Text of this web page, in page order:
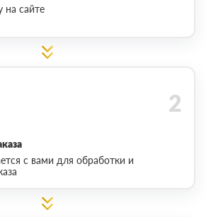
на сайте
с вами для обработки и